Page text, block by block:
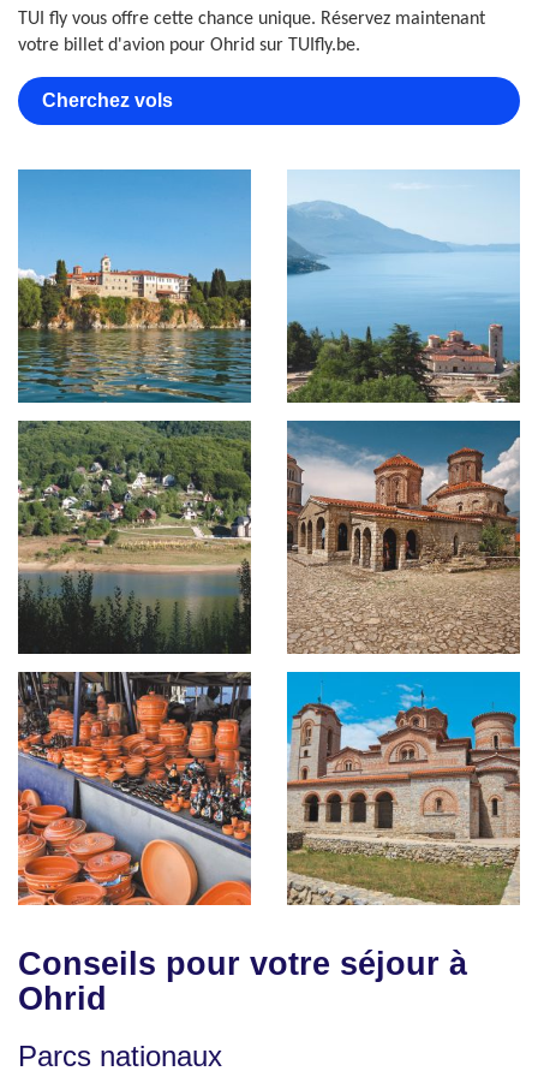
TUI fly vous offre cette chance unique. Réservez maintenant
votre billet d'avion pour Ohrid sur TUIfly.be.
Cherchez vols
Conseils pour votre séjour à
Ohrid
Parcs nationaux